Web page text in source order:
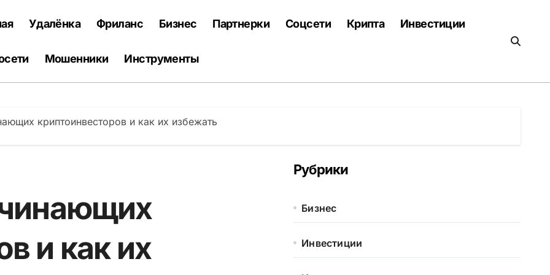
Удалёнка Фриланс Бизнес Партнерки Соцсети Крипта Инвестиции
Мошенники Инструменты
криптоинвесторов и как их избежать
и как их
Рубрики
Бизнес
Инвестиции